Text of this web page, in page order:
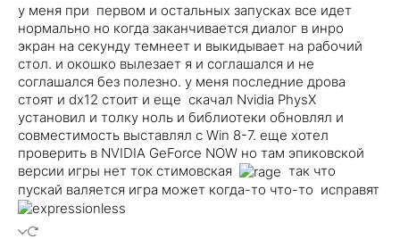
у меня при первом и остальных запусках все идет
нормально но когда заканчивается диалог в инро
экран на секунду темнеет и выкидывает на рабочий
стол. и окошко вылезает я и соглашался и не
соглашался без полезно. у меня последние дрова
стоят и dx12 стоит и еще скачал Nvidia PhysX
установил и толку ноль и библиотеки обновлял и
совместимость выставлял с Win 8-7. еще хотел
проверить в NVIDIA GeForce NOW но там эпиковской
версии игры нет ток стимовская
так что
пускай валяется игра может когда-то что-то исправят